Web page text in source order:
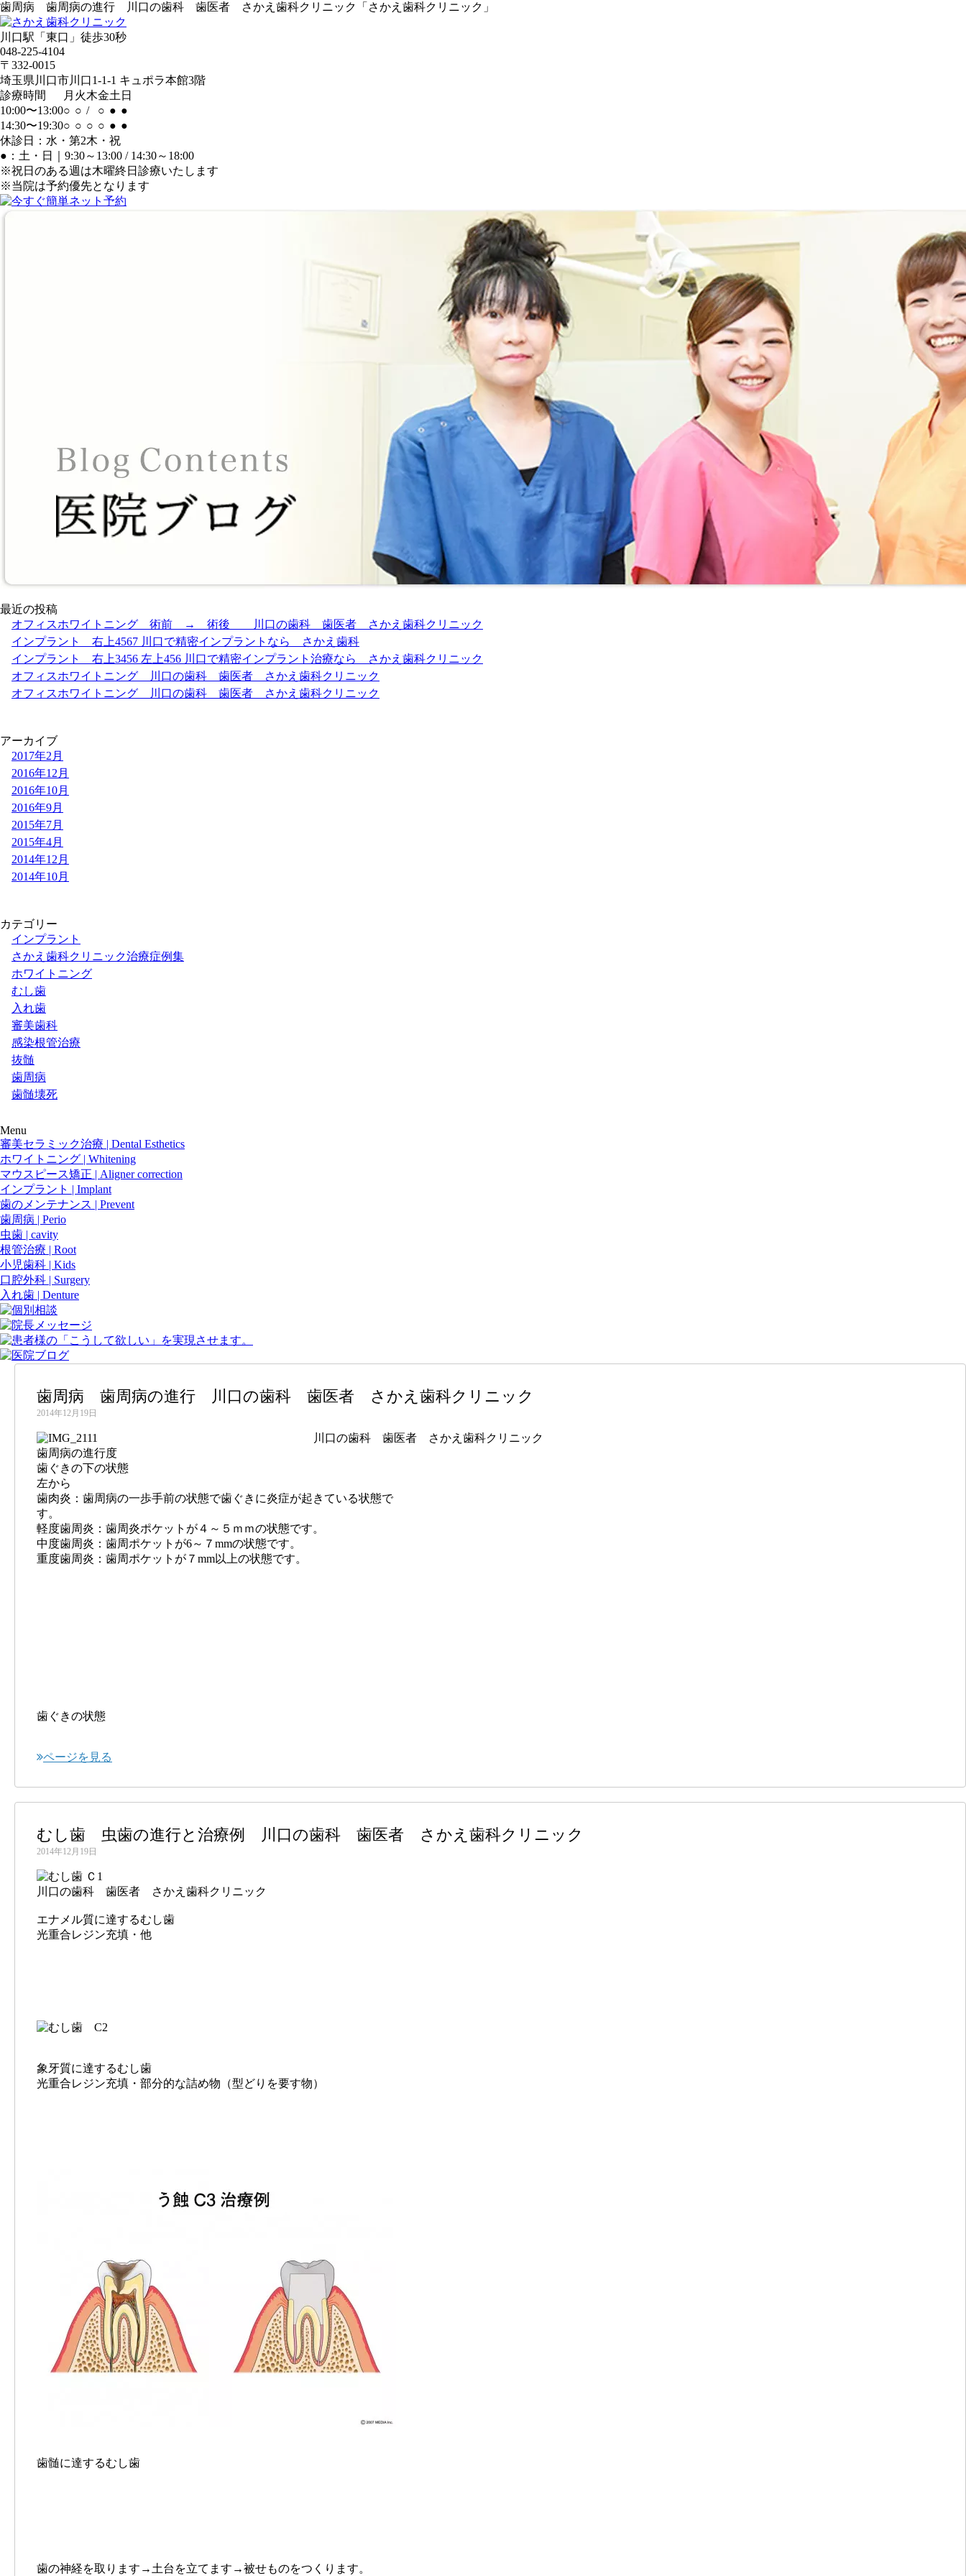
歯周病 歯周病の進行 川口の歯科 歯医者 さかえ歯科クリニック「さかえ歯科クリニック」
川口駅「東口」徒歩30秒
048-225-4104
〒332-0015
埼玉県川口市川口1-1-1 キュポラ本館3階
診療時間
月 火木金土 日
10:00〜13:00○ ○ / ○ ● ●
14:30〜19:30○ ○ ○ ○ ● ●
休診日：水・第2木・祝
●：土・日｜9:30～13:00 / 14:30～18:00
※祝日のある週は木曜終日診療いたします
※当院は予約優先となります
最近の投稿
オフィスホワイトニング 術前 → 術後 川口の歯科 歯医者 さかえ歯科クリニック
インプラント 右上4567 川口で精密インプラントなら さかえ歯科
インプラント 右上3456 左上456 川口で精密インプラント治療なら さかえ歯科クリニック
オフィスホワイトニング 川口の歯科 歯医者 さかえ歯科クリニック
オフィスホワイトニング 川口の歯科 歯医者 さかえ歯科クリニック
アーカイブ
2017年2月
2016年12月
2016年10月
2016年9月
2015年7月
2015年4月
2014年12月
2014年10月
カテゴリー
インプラント
さかえ歯科クリニック治療症例集
ホワイトニング
むし歯
入れ歯
審美歯科
感染根管治療
抜髄
歯周病
歯髄壊死
Menu
審美セラミック治療 | Dental Esthetics
ホワイトニング | Whitening
マウスピース矯正 | Aligner correction
インプラント | Implant
歯のメンテナンス | Prevent
歯周病 | Perio
虫歯 | cavity
根管治療 | Root
小児歯科 | Kids
口腔外科 | Surgery
入れ歯 | Denture
歯周病 歯周病の進行 川口の歯科 歯医者 さかえ歯科クリニック
2014年12月19日
川口の歯科 歯医者 さかえ歯科クリニック
歯周病の進行度
歯ぐきの下の状態
左から
歯肉炎：歯周病の一歩手前の状態で歯ぐきに炎症が起きている状態で
す。
軽度歯周炎：歯周炎ポケットが４～５ｍｍの状態です。
中度歯周炎：歯周ポケットが6～７mmの状態です。
重度歯周炎：歯周ポケットが７mm以上の状態です。
歯ぐきの状態
ページを見る
むし歯 虫歯の進行と治療例 川口の歯科 歯医者 さかえ歯科クリニック
2014年12月19日
川口の歯科 歯医者 さかえ歯科クリニック
エナメル質に達するむし歯
光重合レジン充填・他
象牙質に達するむし歯
光重合レジン充填・部分的な詰め物（型どりを要す物）
歯髄に達するむし歯
歯の神経を取ります→土台を立てます→被せものをつくります。